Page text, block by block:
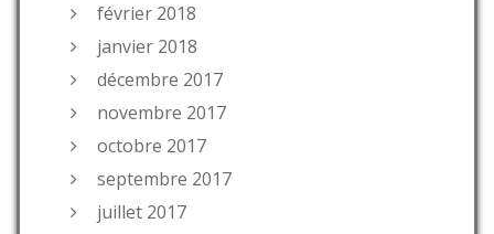
février 2018
janvier 2018
décembre 2017
novembre 2017
octobre 2017
septembre 2017
juillet 2017